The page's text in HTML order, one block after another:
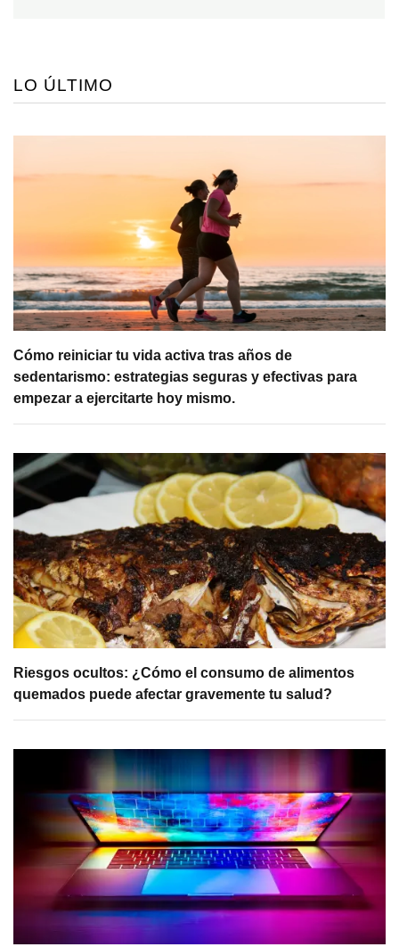
LO ÚLTIMO
Cómo reiniciar tu vida activa tras años de
sedentarismo: estrategias seguras y efectivas para
empezar a ejercitarte hoy mismo.
Riesgos ocultos: ¿Cómo el consumo de alimentos
quemados puede afectar gravemente tu salud?